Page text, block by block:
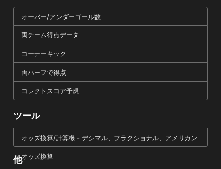
オーバー/アンダーゴール数
両チーム得点データ
コーナーキック
両ハーフで得点
コレクトスコア予想
ツール
オッズ換算/計算機 - デシマル、フラクショナル、アメリカン
オッズ換算
他